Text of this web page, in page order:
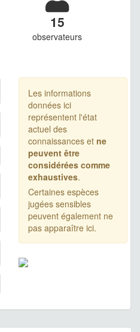
15
observateurs
Les informations
données ici
représentent l'état
actuel des
connaissances et ne
peuvent être
considérées comme
exhaustives.
Certaines espèces
jugées sensibles
peuvent également ne
pas apparaître ici.